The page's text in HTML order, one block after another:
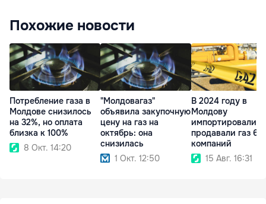
Похожие новости
Потребление газа в
Молдове снизилось
на 32%, но оплата
близка к 100%
8 Окт. 14:20
"Молдовагаз"
объявила закупочную
цену на газ на
октябрь: она
снизилась
1 Окт. 12:50
В 2024 году в
Молдову
импортировали и
продавали газ 6
компаний
15 Авг. 16:31